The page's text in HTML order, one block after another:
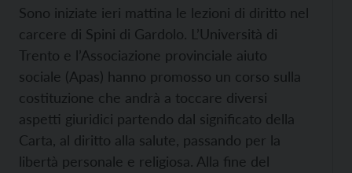
Sono iniziate ieri mattina le lezioni di diritto nel
carcere di Spini di Gardolo. L’Università di
Trento e l’Associazione provinciale aiuto
sociale (Apas) hanno promosso un corso sulla
costituzione che andrà a toccare diversi
aspetti giuridici partendo dal significato della
Carta, al diritto alla salute, passando per la
libertà personale e religiosa. Alla fine del